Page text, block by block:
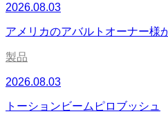
2026.08.03
アメリカのアバルトオーナー様
製品
2026.08.03
トーションビームピロブッシュ